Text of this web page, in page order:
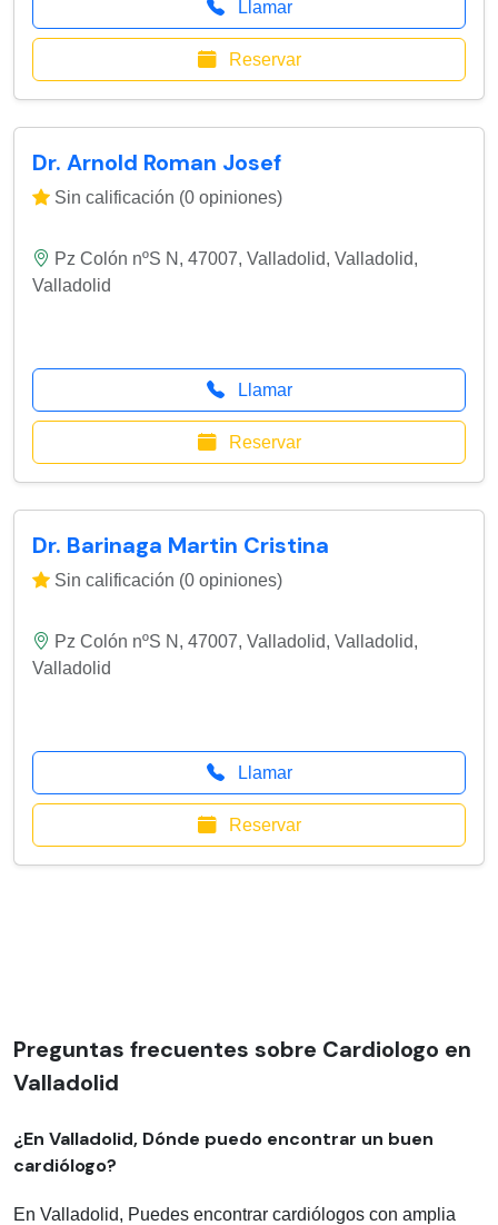
Llamar
Reservar
Dr. Arnold Roman Josef
Sin calificación (0 opiniones)
Pz Colón nºS N, 47007, Valladolid, Valladolid,
Valladolid
Llamar
Reservar
Dr. Barinaga Martin Cristina
Sin calificación (0 opiniones)
Pz Colón nºS N, 47007, Valladolid, Valladolid,
Valladolid
Llamar
Reservar
Preguntas frecuentes sobre Cardiologo en
Valladolid
¿En Valladolid, Dónde puedo encontrar un buen
cardiólogo?
En Valladolid, Puedes encontrar cardiólogos con amplia